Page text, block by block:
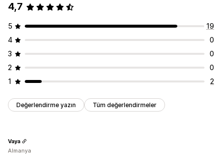
4,7
5
19
4
0
3
0
2
0
1
2
Değerlendirme yazın Tüm değerlendirmeler
Vaya
Almanya